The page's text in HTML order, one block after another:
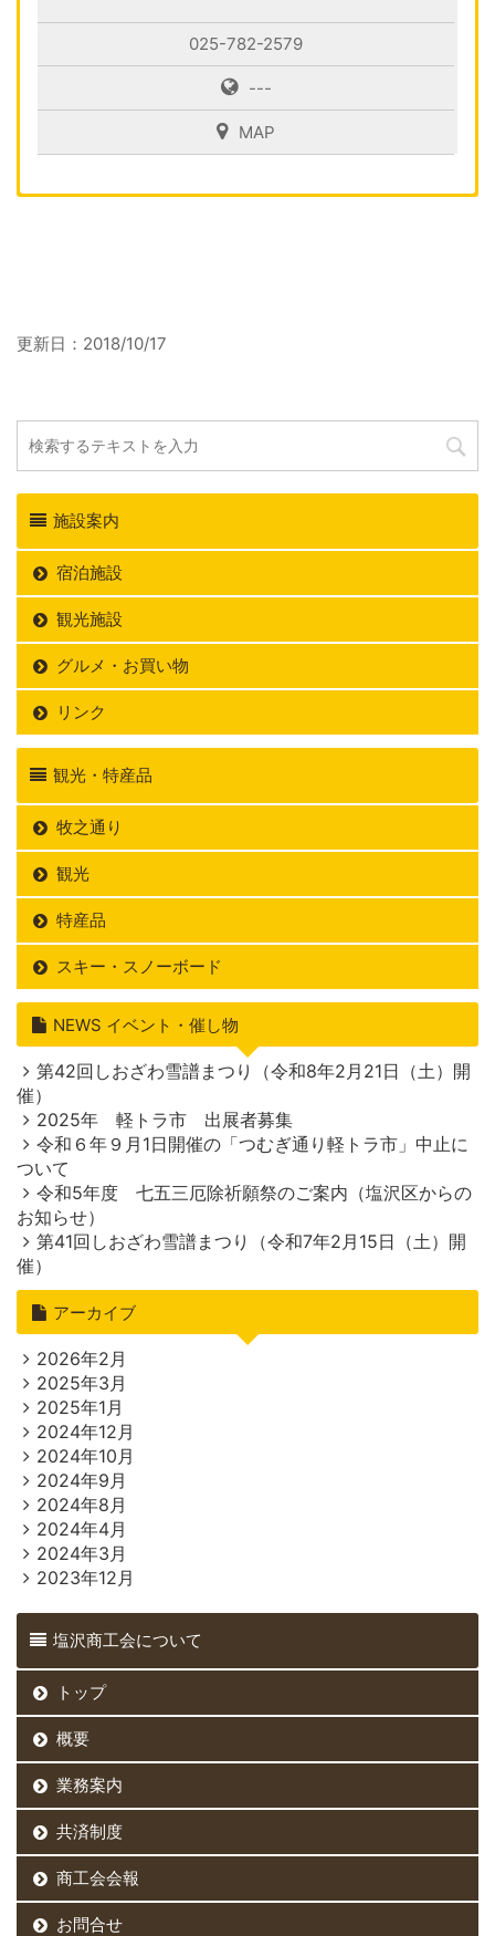
025-782-2579
---
MAP
更新日： 2018/10/17
施設案内
宿泊施設
観光施設
グルメ・お買い物
リンク
観光・特産品
牧之通り
観光
特産品
スキー・スノーボード
NEWS イベント・催し物
第42回しおざわ雪譜まつり（令和8年2月21日（土）開
催）
2025年 軽トラ市 出展者募集
令和６年９月1日開催の「つむぎ通り軽トラ市」中止に
ついて
令和5年度 七五三厄除祈願祭のご案内（塩沢区からの
お知らせ）
第41回しおざわ雪譜まつり（令和7年2月15日（土）開
催）
アーカイブ
2026年2月
2025年3月
2025年1月
2024年12月
2024年10月
2024年9月
2024年8月
2024年4月
2024年3月
2023年12月
塩沢商工会について
トップ
概要
業務案内
共済制度
商工会会報
お問合せ